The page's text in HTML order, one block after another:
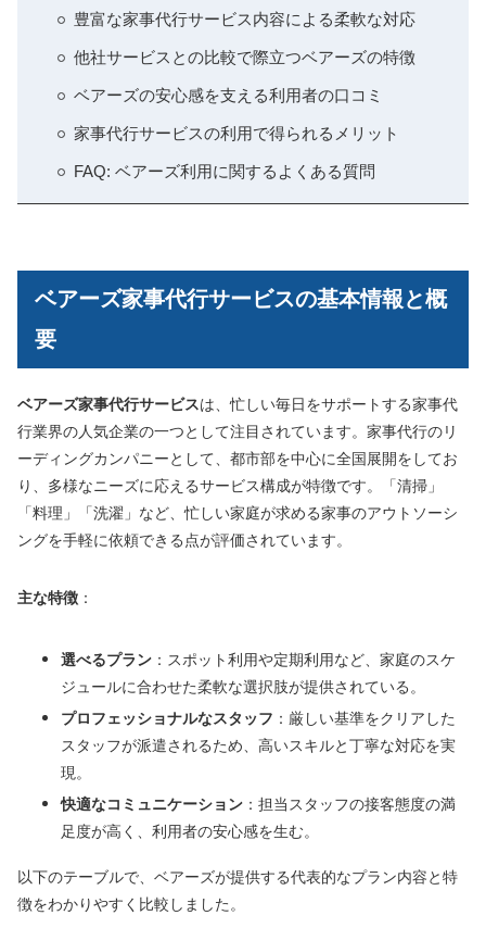
豊富な家事代行サービス内容による柔軟な対応
他社サービスとの比較で際立つベアーズの特徴
ベアーズの安心感を支える利用者の口コミ
家事代行サービスの利用で得られるメリット
FAQ: ベアーズ利用に関するよくある質問
ベアーズ家事代行サービスの基本情報と概
要
ベアーズ家事代行サービスは、忙しい毎日をサポートする家事代
行業界の人気企業の一つとして注目されています。家事代行のリ
ーディングカンパニーとして、都市部を中心に全国展開をしてお
り、多様なニーズに応えるサービス構成が特徴です。「清掃」
「料理」「洗濯」など、忙しい家庭が求める家事のアウトソーシ
ングを手軽に依頼できる点が評価されています。
主な特徴 ：
選べるプラン ：スポット利用や定期利用など、家庭のスケ
ジュールに合わせた柔軟な選択肢が提供されている。
プロフェッショナルなスタッフ ：厳しい基準をクリアした
スタッフが派遣されるため、高いスキルと丁寧な対応を実
現。
快適なコミュニケーション ：担当スタッフの接客態度の満
足度が高く、利用者の安心感を生む。
以下のテーブルで、ベアーズが提供する代表的なプラン内容と特
徴をわかりやすく比較しました。